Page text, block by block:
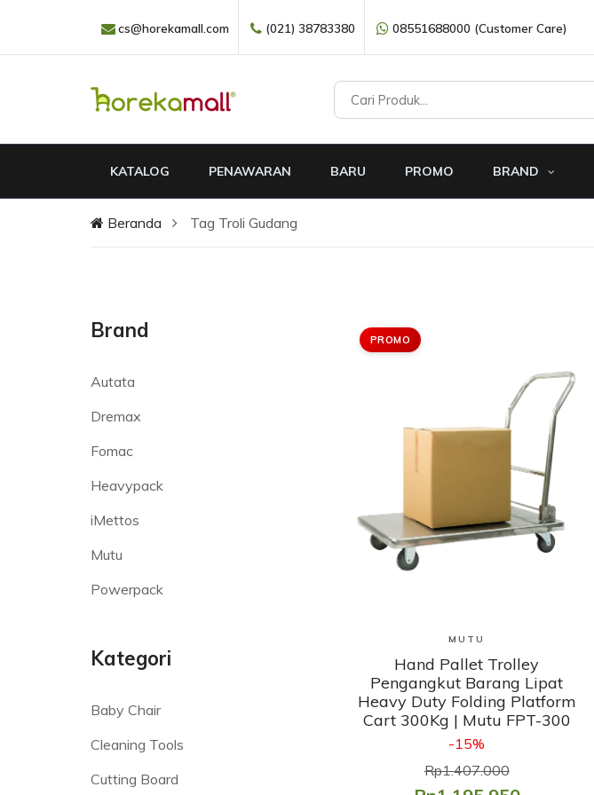
cs@horekamall.com (021) 38783380 08551688000 (Customer Care)
KATALOG PENAWARAN BARU PROMO BRAND
Beranda Tag Troli Gudang
Brand
Autata
Dremax
Fomac
Heavypack
iMettos
Mutu
Powerpack
Kategori
Baby Chair
Cleaning Tools
Cutting Board
PROMO
Lihat Produk
MUTU
Hand Pallet Trolley
Pengangkut Barang Lipat
Heavy Duty Folding Platform
Cart 300Kg | Mutu FPT-300
-15%
Rp1.407.000